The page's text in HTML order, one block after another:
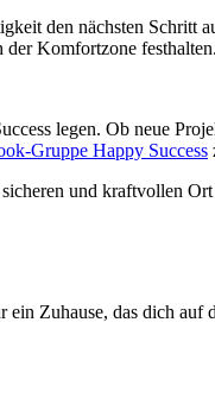
den nächsten Schritt
Komfortzone
legen. Ob neue
Gruppe Happy Success
und kraftvollen
Zuhause, das dich